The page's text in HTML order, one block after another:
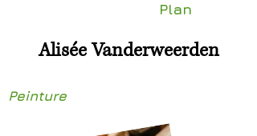
Plan
Alisée Vanderweerden
Peinture